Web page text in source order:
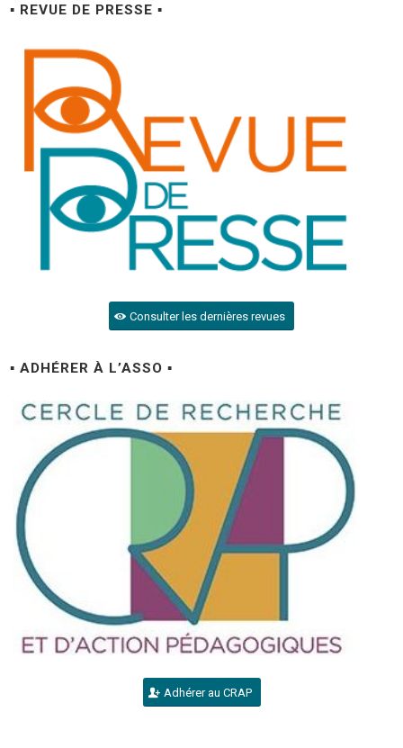
▪ REVUE DE PRESSE ▪
Consulter les dernières revues
▪ ADHÉRER À L’ASSO ▪
Adhérer au CRAP